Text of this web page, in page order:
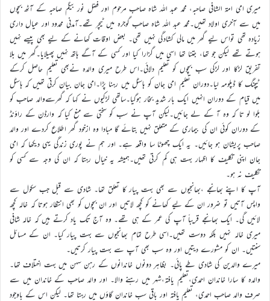
میری امی امۃ الشافی صاحبہ، محمد عبد اللہ شاہ صاحب مرحوم اور فضل نور بیگم صاحبہ کے آٹھ بچوں
میں سے آخری اولاد تھیں۔محمد عبد اللہ شاہ صاحب گوجرہ میں ٹیچر تھے۔آمدنی محدود اور عیال داری
زیادہ تھی تواس لیے گھر میں مالی کشادگی نہیں تھی۔ بعض اوقات کھانے کے لیے بھی پیسے نہیں
ہوتے تھے لیکن جو تھا، جتنا تھا اسی میں گزارا کیا اور کسی کے آگے ہاتھ نہیں پھیلایا۔گھر میں بلا
تفریق لڑکا اور لڑکی سب بچوں کو تعلیم دلائی۔اس طرح میری والدہ نےبھی تعلیم حاصل کرکے
ٹیچنگ کا ڈپلومہ لیا۔دوران تعلیم امی جان کو ہاسٹل میں رہنا پڑا۔امی جان بیان کرتی تھیں کہ ہاسٹل
میں قیام کے دوران انہیں ایک بار شدید بخار ہوگیا۔ساتھی لڑکیوں نے کہا کہ گھرسےوالد صاحب کو
بلوا لو تا کہ وہ آ کے لے جائیں۔لیکن آپ نے سب کو سختی سے منع کیا کہ وارڈن کے راؤنڈ
کے دوران کوئی ان کی بیماری کے متعلق نہیں بتائے گا مبادا وہ ازخود گھر اطلاع کردے اور والد
صاحب پریشان ہو جائیں۔ یہ ایک چھوٹا سا واقعہ ہے۔ اور ہم نے پوری زندگی یہی دیکھا کہ امی
جان اپنی تکلیف کا اظہار بہت ہی کم کرتی تھیں۔ہمیشہ یہ خیال رہتا کہ ان کی وجہ سے کسی کو
تکلیف نہ ہو۔
آپ کا اپنے بھانجے ،بھانجیوں سے بھی بہت پیار کا تعلق تھا۔ شادی سے قبل جب سکول سے
واپس آتیں تو ضرور ان کے لیے کھانے کو کچھ لاتیں اور ان بچوں کو بھی انتظار ہوتا کہ خالہ کچھ
لائیں گی۔ ایک بھانجے قریباً آپ کی عمر کے ہی تھے۔ وہ آج تک یاد کرتے ہیں کہ خالہ شافی
میری خالہ نہیں بلکہ دوست تھیں۔اسی طرح تمام بھانجیوں سے بہت پیار کیا۔ ان کے مسائل
سنتیں۔ ان کو مشورے دیتیں اور وہ سب بھی آپ سے بہت پیار کرتیں۔
میرے والدین کی شادی طے پائی۔ بظاہر دونوں خاندانوں کے رہن سہن میں بہت اختلاف تھا۔
والدہ کا سارا خاندان احمدی،تعلیم یافتہ،شہر میں رہنے والا۔ اور والد صاحب کے خاندان میں سے
صرف والد صاحب احمدی، تعلیم یافتہ اور باقی سب خاندان گاؤں میں رہتا تھا۔ لیکن اس کے باوجود